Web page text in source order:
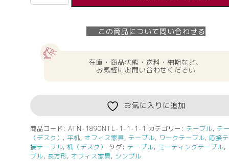
OA
ミ
ー
テ
ィ
ン
この商品について問い合わせる
在庫・商品状態・送料・納期など、
お気軽にお問い合わせください
お気に入りに追加
商品コード:ATN-1890NTL-1-1-1-1 カテゴリー: テーブル, テ
（デスク） , 平机, オフィス家具, テーブル, ワークテーブル,応接
接テーブル,机（デスク） タグ: テーブル, ミーティングテーブル,
ブル, 長方形, オフィス家具, シンプル